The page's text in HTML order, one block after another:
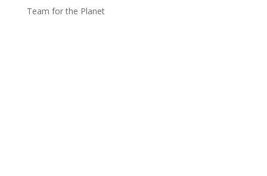
Team for the Planet